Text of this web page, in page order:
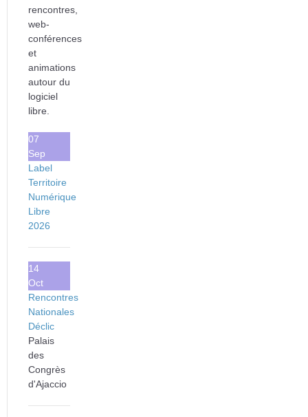
rencontres,
web-
conférences
et
animations
autour du
logiciel
libre.
07
Sep
Label
Territoire
Numérique
Libre
2026
14
Oct
Rencontres
Nationales
Déclic
Palais
des
Congrès
d'Ajaccio